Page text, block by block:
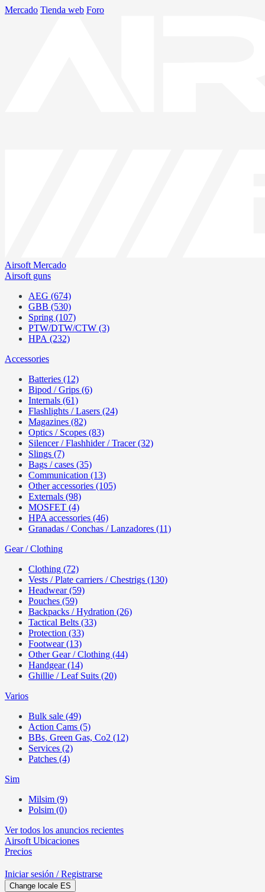
Mercado Tienda web Foro
Airsoft Mercado
Airsoft guns
AEG (674)
GBB (530)
Spring (107)
PTW/DTW/CTW (3)
HPA (232)
Accessories
Batteries (12)
Bipod / Grips (6)
Internals (61)
Flashlights / Lasers (24)
Magazines (82)
Optics / Scopes (83)
Silencer / Flashhider / Tracer (32)
Slings (7)
Bags / cases (35)
Communication (13)
Other accessories (105)
Externals (98)
MOSFET (4)
HPA accessories (46)
Granadas / Conchas / Lanzadores (11)
Gear / Clothing
Clothing (72)
Vests / Plate carriers / Chestrigs (130)
Headwear (59)
Pouches (59)
Backpacks / Hydration (26)
Tactical Belts (33)
Protection (33)
Footwear (13)
Other Gear / Clothing (44)
Handgear (14)
Ghillie / Leaf Suits (20)
Varios
Bulk sale (49)
Action Cams (5)
BBs, Green Gas, Co2 (12)
Services (2)
Patches (4)
Sim
Milsim (9)
Polsim (0)
Ver todos los anuncios recientes
Airsoft Ubicaciones
Precios
Iniciar sesión / Registrarse
Change locale ES